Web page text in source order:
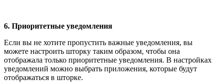
6. Приоритетные уведомления
Если вы не хотите пропустить важные уведомления, вы
можете настроить шторку таким образом, чтобы она
отображала только приоритетные уведомления. В настройках
уведомлений можно выбрать приложения, которые будут
отображаться в шторке.